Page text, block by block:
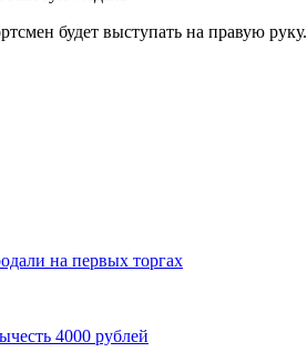
будет выступать на правую руку.
на первых торгах
4000 рублей